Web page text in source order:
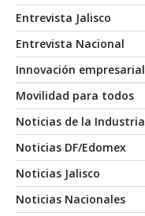
Entrevista Jalisco
Entrevista Nacional
Innovación empresarial
Movilidad para todos
Noticias de la Industria
Noticias DF/Edomex
Noticias Jalisco
Noticias Nacionales